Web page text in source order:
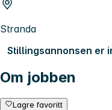
Stranda
Stillingsannonsen er
Om jobben
Lagre favoritt